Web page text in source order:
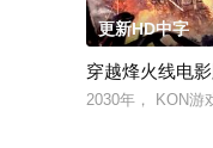
更新HD中字
穿越烽火线电
2030年， KON游